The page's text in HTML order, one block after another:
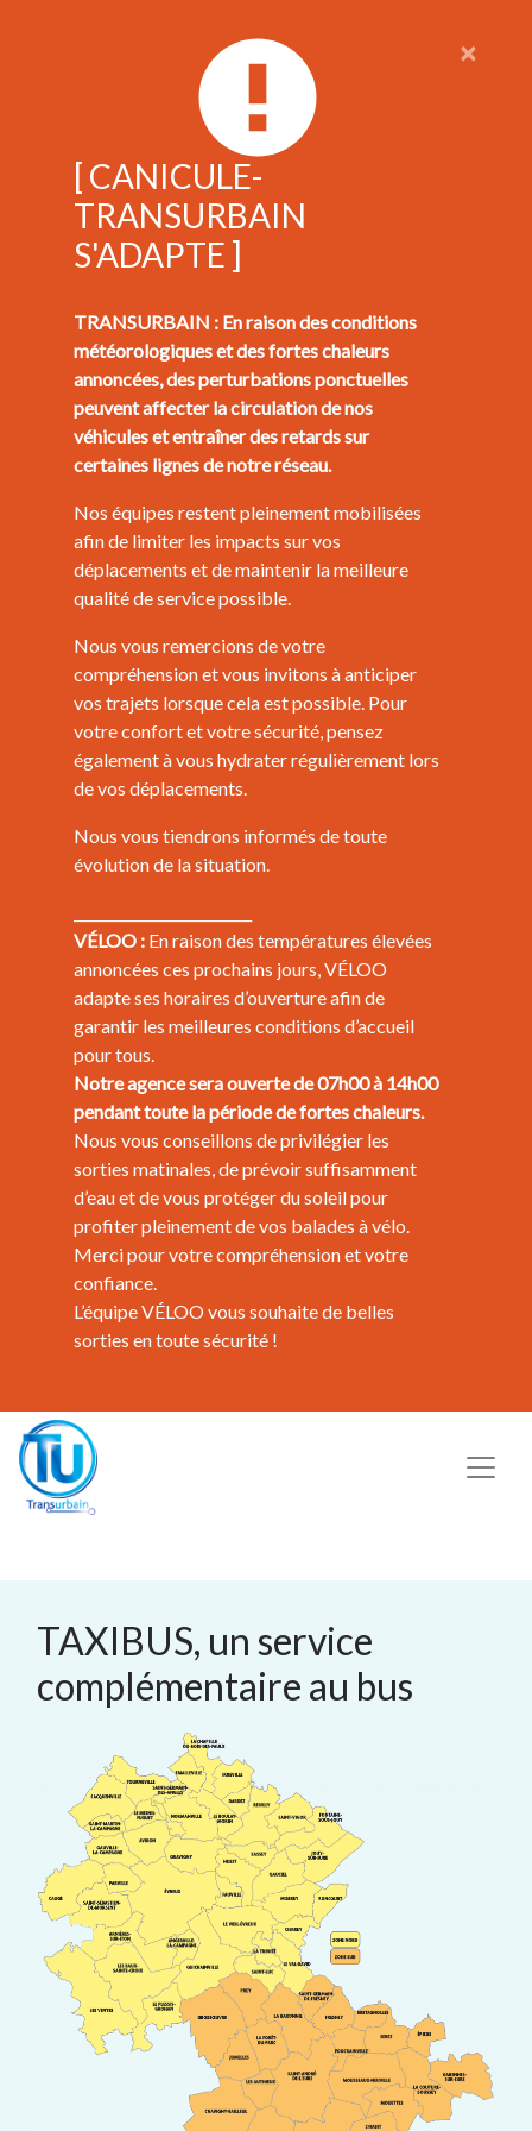
×
[ CANICULE-
TRANSURBAIN
S'ADAPTE ]
TRANSURBAIN : En raison des conditions
météorologiques et des fortes chaleurs
annoncées, des perturbations ponctuelles
peuvent affecter la circulation de nos
véhicules et entraîner des retards sur
certaines lignes de notre réseau.
Nos équipes restent pleinement mobilisées
afin de limiter les impacts sur vos
déplacements et de maintenir la meilleure
qualité de service possible.
Nous vous remercions de votre
compréhension et vous invitons à anticiper
vos trajets lorsque cela est possible. Pour
votre confort et votre sécurité, pensez
également à vous hydrater régulièrement lors
de vos déplacements.
Nous vous tiendrons informés de toute
évolution de la situation.
VÉLOO : En raison des températures élevées
annoncées ces prochains jours, VÉLOO
adapte ses horaires d’ouverture afin de
garantir les meilleures conditions d’accueil
pour tous.
Notre agence sera ouverte de 07h00 à 14h00
pendant toute la période de fortes chaleurs.
Nous vous conseillons de privilégier les
sorties matinales, de prévoir suffisamment
d’eau et de vous protéger du soleil pour
profiter pleinement de vos balades à vélo.
Merci pour votre compréhension et votre
confiance.
L’équipe VÉLOO vous souhaite de belles
sorties en toute sécurité !
TAXIBUS, un service
complémentaire au bus